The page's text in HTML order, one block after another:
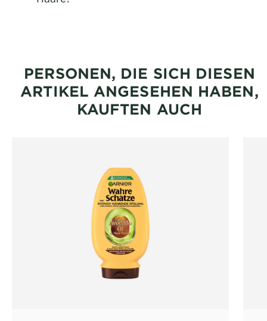
PERSONEN, DIE SICH DIESEN
ARTIKEL ANGESEHEN HABEN,
KAUFTEN AUCH